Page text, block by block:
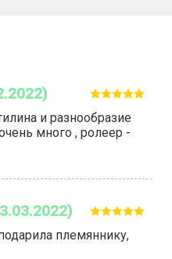
и разнообразие
много , ролеер -
племяннику,